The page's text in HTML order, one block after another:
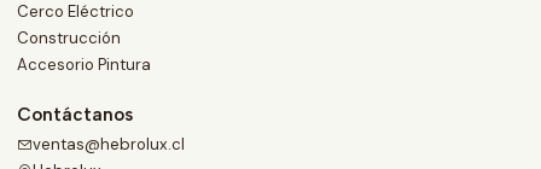
Cerco Eléctrico
Construcción
Accesorio Pintura
Contáctanos
ventas@hebrolux.cl